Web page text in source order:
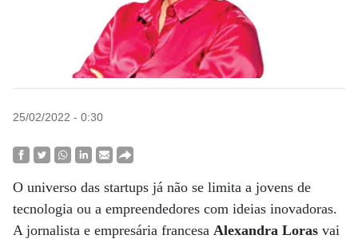
25/02/2022 - 0:30
O universo das startups já não se limita a jovens de
tecnologia ou a empreendedores com ideias inovadoras.
A jornalista e empresária francesa Alexandra Loras vai